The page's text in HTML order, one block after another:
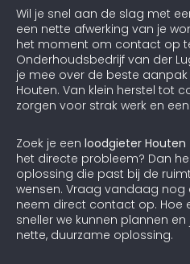
Wil je snel aan de slag met
een nette afwerking van je
het moment om contact op
Onderhoudsbedrijf van der
je mee over de beste
Houten. Van klein herstel tot
zorgen voor strak werk en
Zoek je een loodgieter Houten
het directe probleem? Dan
oplossing die past bij de
wensen. Vraag vandaag nog
neem direct contact op. Hoe
sneller we kunnen plannen
nette, duurzame oplossing.